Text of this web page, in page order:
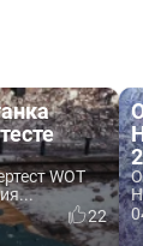
WOT
22